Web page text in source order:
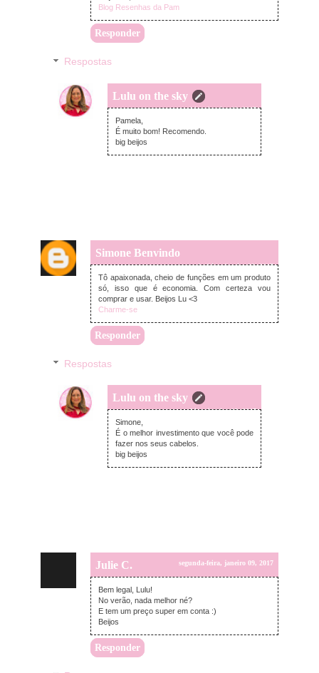
Blog Resenhas da Pam
Responder
Respostas
Lulu on the sky
terça-feira, janeiro 10, 2017
Pamela,
É muito bom! Recomendo.
big beijos
Simone Benvindo
segunda-feira, janeiro 09, 2017
Tô apaixonada, cheio de funções em um produto
só, isso que é economia. Com certeza vou
comprar e usar. Beijos Lu <3
Charme-se
Responder
Respostas
Lulu on the sky
terça-feira, janeiro 10, 2017
Simone,
É o melhor investimento que você pode
fazer nos seus cabelos.
big beijos
Julie C. segunda-feira, janeiro 09, 2017
Bem legal, Lulu!
No verão, nada melhor né?
E tem um preço super em conta :)
Beijos
Responder